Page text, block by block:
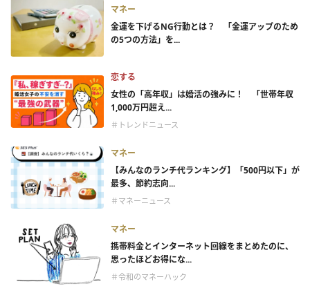
マネー
金運を下げるNG行動とは？ 「金運アップのため
の5つの方法」を...
恋する
女性の「高年収」は婚活の強みに！ 「世帯年収
1,000万円超え...
＃トレンドニュース
マネー
【みんなのランチ代ランキング】「500円以下」が
最多、節約志向...
＃マネーニュース
マネー
携帯料金とインターネット回線をまとめたのに、
思ったほどお得にな...
＃令和のマネーハック